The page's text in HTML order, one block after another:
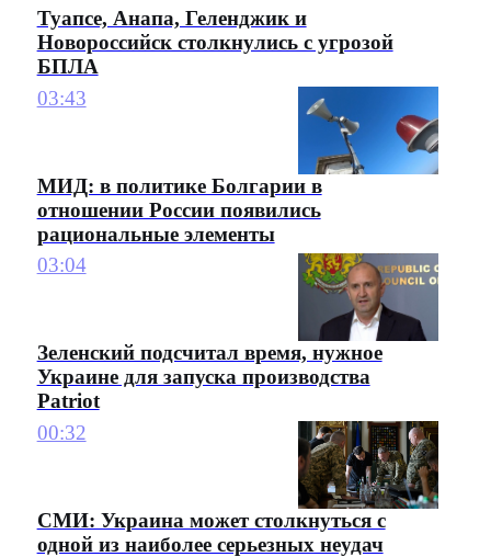
Туапсе, Анапа, Геленджик и
Новороссийск столкнулись с угрозой
БПЛА
03:43
МИД: в политике Болгарии в
отношении России появились
рациональные элементы
03:04
Зеленский подсчитал время, нужное
Украине для запуска производства
Patriot
00:32
СМИ: Украина может столкнуться с
одной из наиболее серьезных неудач